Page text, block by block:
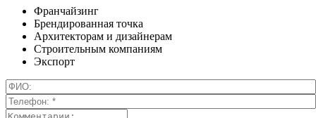
Франчайзинг
Брендированная точка
Архитекторам и дизайнерам
Строительным компаниям
Экспорт